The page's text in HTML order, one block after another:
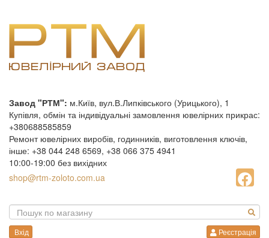
Завод "РТМ": м.Київ, вул.В.Липківського (Урицького), 1
Купівля, обмін та індивідуальні замовлення ювелірних прикрас:
+380688585859
Ремонт ювелірних виробів, годинників, виготовлення ключів,
інше: +38 044 248 6569, +38 066 375 4941
10:00-19:00 без вихідних
shop@rtm-zoloto.com.ua
Вхід Реєстрація